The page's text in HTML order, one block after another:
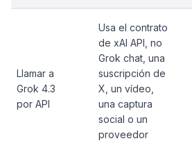
Llamar a
Grok 4.3
por API
Usa el contrato
de xAI API, no
Grok chat, una
suscripción de
X, un vídeo,
una captura
social o un
proveedor